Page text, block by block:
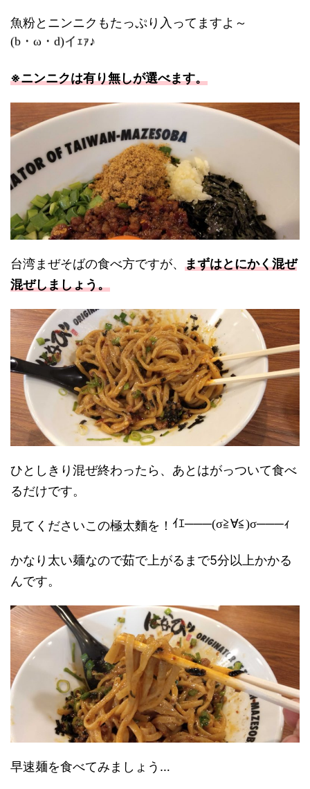
魚粉とニンニクもたっぷり入ってますよ～
(b・ω・d)イｪｧ♪
※ニンニクは有り無しが選べます。
台湾まぜそばの食べ方ですが、 まずはとにかく混ぜ
混ぜしましょう。
ひとしきり混ぜ終わったら、あとはがっついて食べ
るだけです。
見てくださいこの極太麵を！ ｲｴ───(σ≧∀≦)σ───ｨ
かなり太い麺なので茹で上がるまで5分以上かかる
んです。
早速麺を食べてみましょう…